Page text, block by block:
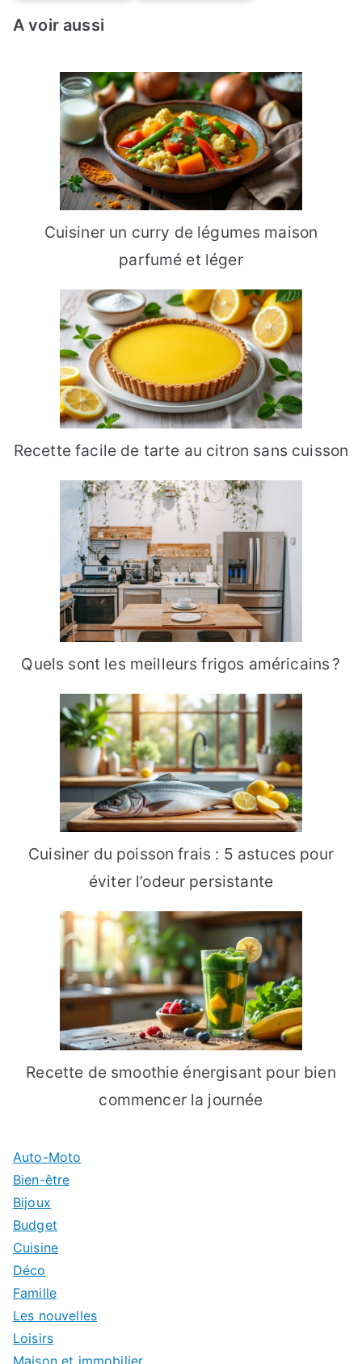
A voir aussi
Cuisiner un curry de légumes maison
parfumé et léger
Recette facile de tarte au citron sans cuisson
Quels sont les meilleurs frigos américains ?
Cuisiner du poisson frais : 5 astuces pour
éviter l’odeur persistante
Recette de smoothie énergisant pour bien
commencer la journée
Auto-Moto
Bien-être
Bijoux
Budget
Cuisine
Déco
Famille
Les nouvelles
Loisirs
Maison et immobilier